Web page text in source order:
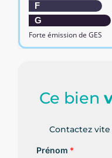
F
G
Forte émission de GES
Ce bien
Contactez
Prénom *